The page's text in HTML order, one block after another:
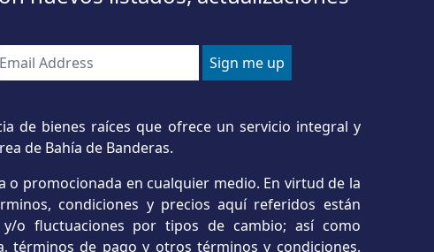
de bienes raíces que ofrece un servicio integral y
de Bahía de Banderas.
promocionada en cualquier medio. En virtud de la
condiciones y precios aquí referidos están
o fluctuaciones por tipos de cambio; así como
términos de pago y otros términos y condiciones.